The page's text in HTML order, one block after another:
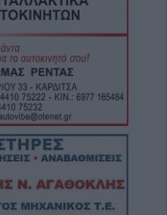
ΔΕΥΑΚ): Στην
αυξήσεις
καταναλωτών
σε πισίνα beach